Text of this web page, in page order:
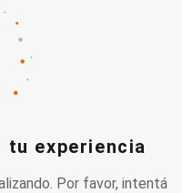
tu experiencia
Por favor, intentá